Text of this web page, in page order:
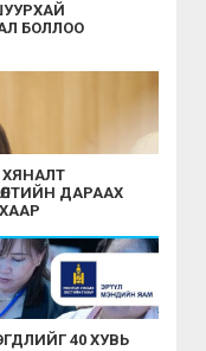
БОЛЛОО
ДАРААХ
40 ХУВЬ